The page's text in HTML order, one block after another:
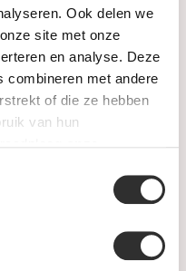
Ook delen we
site met onze
en analyse. Deze
combineren met andere
of die ze hebben
van hun